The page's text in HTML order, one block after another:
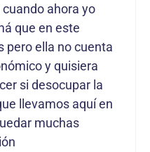
ahora yo
que en este
pero ella no cuenta
y quisiera
si desocupar la
llevamos aquí en
muchas